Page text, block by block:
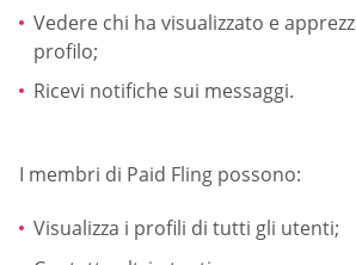
Vedere chi ha visualizzato e
profilo;
Ricevi notifiche sui messaggi.
I membri di Paid Fling possono:
Visualizza i profili di tutti gli utenti;